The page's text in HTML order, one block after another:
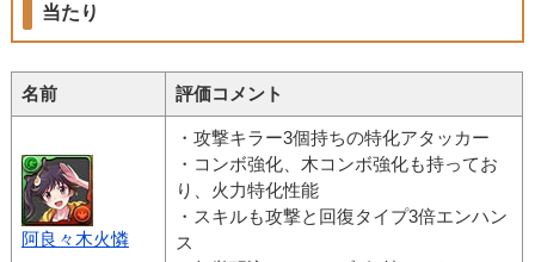
当たり
名前 評価コメント
阿良々木火憐
・攻撃キラー3個持ちの特化アタッカー
・コンボ強化、木コンボ強化も持ってお
り、火力特化性能
・スキルも攻撃と回復タイプ3倍エンハン
ス